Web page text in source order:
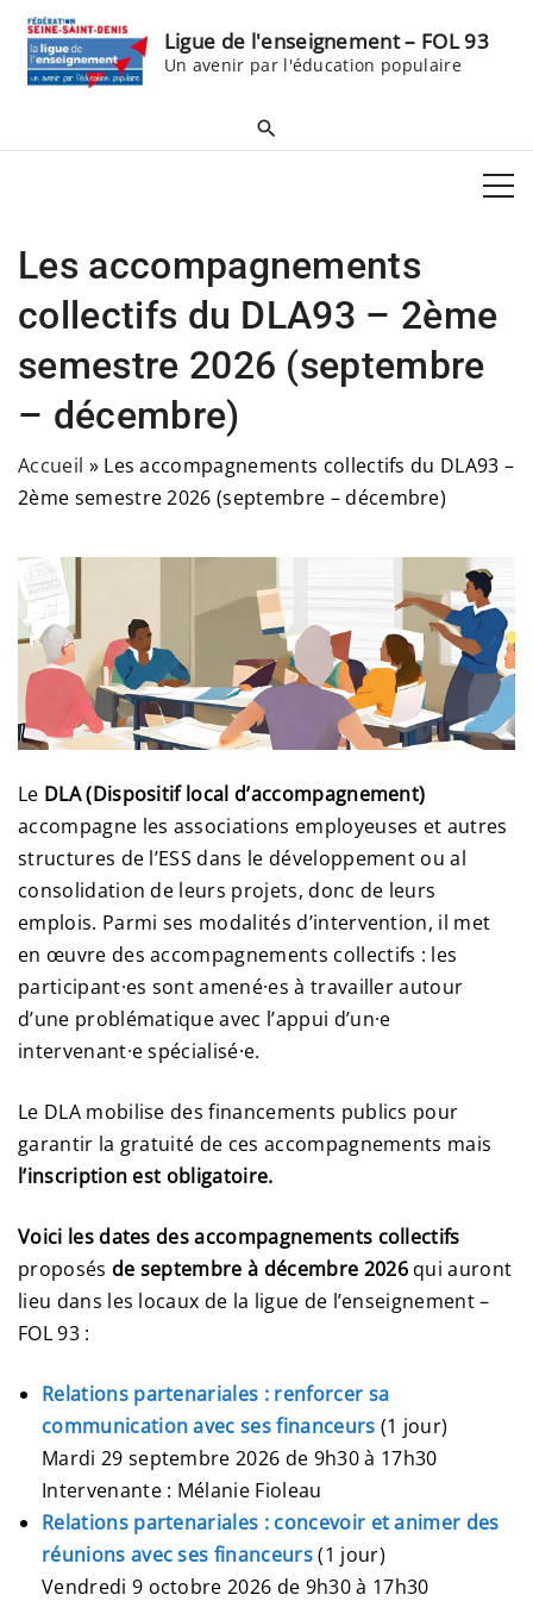
Ligue de l'enseignement – FOL 93
Un avenir par l'éducation populaire
Les accompagnements
collectifs du DLA93 – 2ème
semestre 2026 (septembre
– décembre)
Accueil » Les accompagnements collectifs du DLA93 –
2ème semestre 2026 (septembre – décembre)
Le DLA (Dispositif local d’accompagnement)
accompagne les associations employeuses et autres
structures de l’ESS dans le développement ou al
consolidation de leurs projets, donc de leurs
emplois. Parmi ses modalités d’intervention, il met
en œuvre des accompagnements collectifs : les
participant·es sont amené·es à travailler autour
d’une problématique avec l’appui d’un·e
intervenant·e spécialisé·e.
Le DLA mobilise des financements publics pour
garantir la gratuité de ces accompagnements mais
l’inscription est obligatoire.
Voici les dates des accompagnements collectifs
proposés de septembre à décembre 2026qui auront
lieu dans les locaux de la ligue de l’enseignement –
FOL 93 :
Relations partenariales : renforcer sa
communication avec ses financeurs (1 jour)
Mardi 29 septembre 2026 de 9h30 à 17h30
Intervenante : Mélanie Fioleau
Relations partenariales : concevoir et animer des
réunions avec ses financeurs(1 jour)
Vendredi 9 octobre 2026 de 9h30 à 17h30